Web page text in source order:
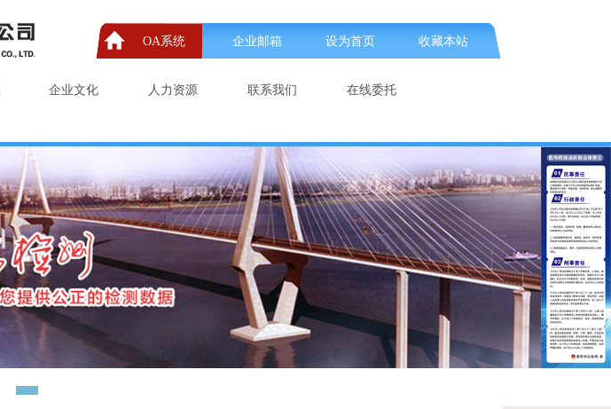
OA系统 企业邮箱 设为首页 收藏本站
企业文化 人力资源 联系我们 在线委托